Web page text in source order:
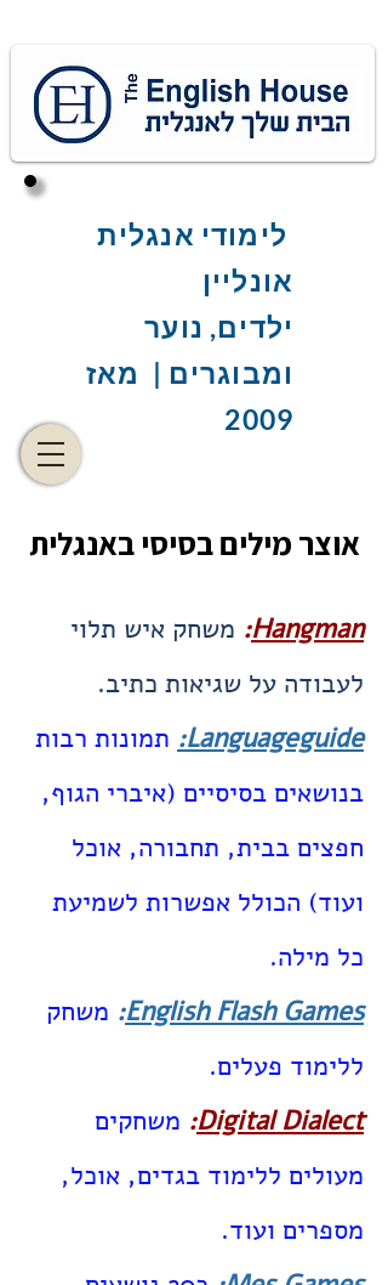
לימודי אנגלית
אונליין
ילדים, נוער
ומבוגרים | מאז
2009
אוצר מילים בסיסי באנגלית
Hangman
: משחק איש תלוי
לעבודה על שגיאות כתיב.
Languageguide
: תמונות רבות
בנושאים בסיסיים (איברי הגוף,
חפצים בבית, תחבורה, אוכל
ועוד) הכולל אפשרות לשמיעת
כל מילה.
English Flash Games
: משחק
ללימוד פעלים.
Digital Dialect
: משחקים
מעולים ללימוד בגדים, אוכל,
מספרים ועוד.